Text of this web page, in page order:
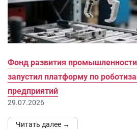
Фонд развития промышленности
запустил платформу по
предприятий
29.07.2026
Читать далее →